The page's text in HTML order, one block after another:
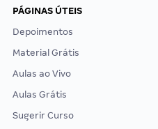
PÁGINAS ÚTEIS
Depoimentos
Material Grátis
Aulas ao Vivo
Aulas Grátis
Sugerir Curso